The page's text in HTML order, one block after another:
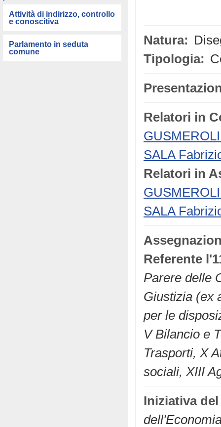
Attività di indirizzo, controllo
e conoscitiva
Parlamento in seduta
comune
Natura:
Tipologia:
Relatori in
SALA
Relatori in
SALA
Referente
Parere delle
Giustizia (ex
per le
V Bilancio e
Trasporti, X
sociali, XIII
Iniziativa